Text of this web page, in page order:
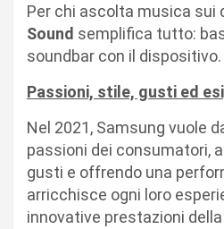
Per chi ascolta musica sui
Sound semplifica tutto:
soundbar con il dispositivo.
Passioni, stile, gusti ed
Nel 2021, Samsung vuole
passioni dei consumatori,
gusti e offrendo una
arricchisce ogni loro
innovative prestazioni